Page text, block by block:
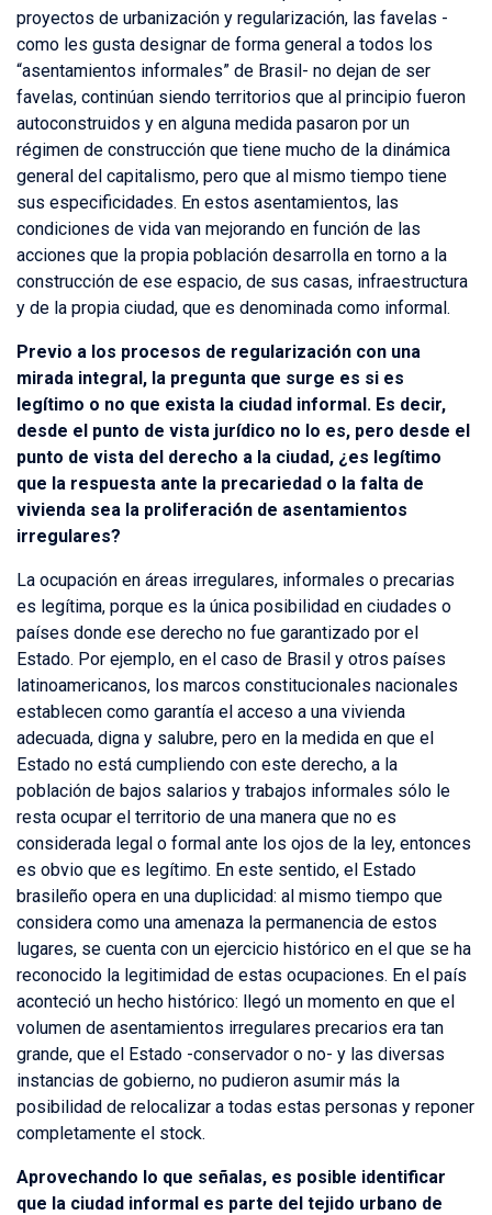
proyectos de urbanización y regularización, las favelas -
como les gusta designar de forma general a todos los
“asentamientos informales” de Brasil- no dejan de ser
favelas, continúan siendo territorios que al principio fueron
autoconstruidos y en alguna medida pasaron por un
régimen de construcción que tiene mucho de la dinámica
general del capitalismo, pero que al mismo tiempo tiene
sus especificidades. En estos asentamientos, las
condiciones de vida van mejorando en función de las
acciones que la propia población desarrolla en torno a la
construcción de ese espacio, de sus casas, infraestructura
y de la propia ciudad, que es denominada como informal.
Previo a los procesos de regularización con una
mirada integral, la pregunta que surge es si es
legítimo o no que exista la ciudad informal. Es decir,
desde el punto de vista jurídico no lo es, pero desde el
punto de vista del derecho a la ciudad, ¿es legítimo
que la respuesta ante la precariedad o la falta de
vivienda sea la proliferación de asentamientos
irregulares?
La ocupación en áreas irregulares, informales o precarias
es legítima, porque es la única posibilidad en ciudades o
países donde ese derecho no fue garantizado por el
Estado. Por ejemplo, en el caso de Brasil y otros países
latinoamericanos, los marcos constitucionales nacionales
establecen como garantía el acceso a una vivienda
adecuada, digna y salubre, pero en la medida en que el
Estado no está cumpliendo con este derecho, a la
población de bajos salarios y trabajos informales sólo le
resta ocupar el territorio de una manera que no es
considerada legal o formal ante los ojos de la ley, entonces
es obvio que es legítimo. En este sentido, el Estado
brasileño opera en una duplicidad: al mismo tiempo que
considera como una amenaza la permanencia de estos
lugares, se cuenta con un ejercicio histórico en el que se ha
reconocido la legitimidad de estas ocupaciones. En el país
aconteció un hecho histórico: llegó un momento en que el
volumen de asentamientos irregulares precarios era tan
grande, que el Estado -conservador o no- y las diversas
instancias de gobierno, no pudieron asumir más la
posibilidad de relocalizar a todas estas personas y reponer
completamente el stock.
Aprovechando lo que señalas, es posible identificar
que la ciudad informal es parte del tejido urbano de